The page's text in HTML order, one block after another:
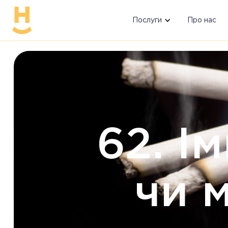
Послуги Про нас
62.
чи